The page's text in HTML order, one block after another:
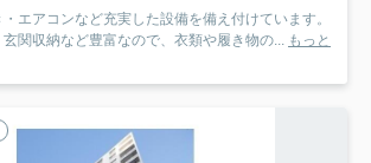
エアコンなど充実した設備を備え付けています。
関収納など豊富なので、衣類や履き物の... もっと